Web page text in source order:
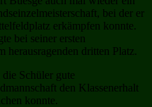
bei der er
erkämpfen konnte.
bei seiner ersten
herausragenden dritten Platz.
Schüler gute
den Klassenerhalt
konnte.